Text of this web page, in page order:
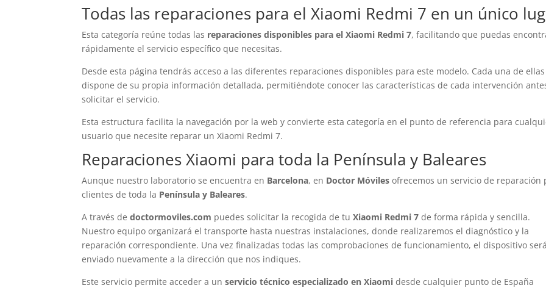
Todas las reparaciones para el Xiaomi Redmi 7 en un único
Esta categoría reúne todas las reparaciones disponibles para el Xiaomi Redmi 7, facilitando que puedas
rápidamente el servicio específico que necesitas.
Desde esta página tendrás acceso a las diferentes reparaciones disponibles para este modelo. Cada una de ellas
dispone de su propia información detallada, permitiéndote conocer las características de cada intervención
solicitar el servicio.
Esta estructura facilita la navegación por la web y convierte esta categoría en el punto de referencia para
usuario que necesite reparar un Xiaomi Redmi 7.
Reparaciones Xiaomi para toda la Península y Baleares
Aunque nuestro laboratorio se encuentra en Barcelona, en Doctor Móviles ofrecemos un servicio de reparación
clientes de toda la Península y Baleares.
A través dedoctormoviles.com puedes solicitar la recogida de tuXiaomi Redmi 7 de forma rápida y sencilla.
Nuestro equipo organizará el transporte hasta nuestras instalaciones, donde realizaremos el diagnóstico y la
reparación correspondiente. Una vez finalizadas todas las comprobaciones de funcionamiento, el dispositivo será
enviado nuevamente a la dirección que nos indiques.
Este servicio permite acceder a unservicio técnico especializado en Xiaomi desde cualquier punto de España